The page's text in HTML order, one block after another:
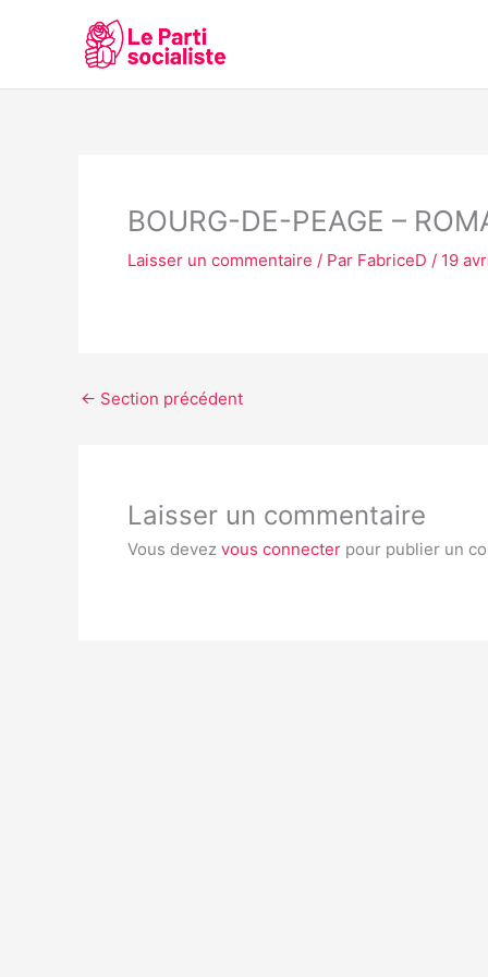
BOURG-DE-PEAGE –
Laisser un commentaire / Par FabriceD / 19
← Section précédent
Laisser un commentaire
Vous devez vous connecter pour publier un